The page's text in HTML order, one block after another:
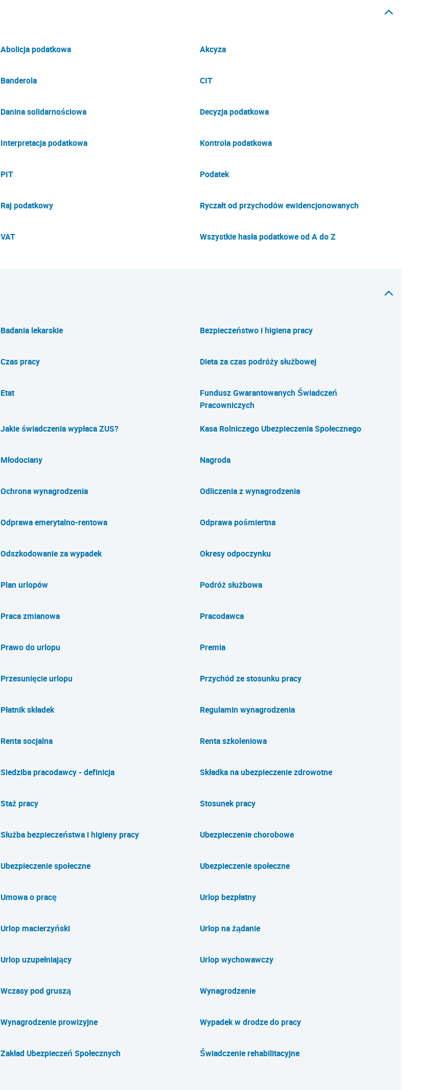
Abolicja podatkowa Akcyza
Banderola CIT
Danina solidarnościowa Decyzja podatkowa
Interpretacja podatkowa Kontrola podatkowa
PIT Podatek
Raj podatkowy Ryczałt od przychodów ewidencjonowanych
VAT Wszystkie hasła podatkowe od A do Z
Badania lekarskie Bezpieczeństwo i higiena pracy
Czas pracy Dieta za czas podróży służbowej
Etat
Fundusz Gwarantowanych Świadczeń
Pracowniczych
Jakie świadczenia wypłaca ZUS? Kasa Rolniczego Ubezpieczenia Społecznego
Młodociany Nagroda
Ochrona wynagrodzenia Odliczenia z wynagrodzenia
Odprawa emerytalno-rentowa Odprawa pośmiertna
Odszkodowanie za wypadek Okresy odpoczynku
Plan urlopów Podróż służbowa
Praca zmianowa Pracodawca
Prawo do urlopu Premia
Przesunięcie urlopu Przychód ze stosunku pracy
Płatnik składek Regulamin wynagrodzenia
Renta socjalna Renta szkoleniowa
Siedziba pracodawcy - definicja Składka na ubezpieczenie zdrowotne
Staż pracy Stosunek pracy
Służba bezpieczeństwa i higieny pracy Ubezpieczenie chorobowe
Ubezpieczenie społeczne Ubezpieczenie społeczne
Umowa o pracę Urlop bezpłatny
Urlop macierzyński Urlop na żądanie
Urlop uzupełniający Urlop wychowawczy
Wczasy pod gruszą Wynagrodzenie
Wynagrodzenie prowizyjne Wypadek w drodze do pracy
Zakład Ubezpieczeń Społecznych Świadczenie rehabilitacyjne